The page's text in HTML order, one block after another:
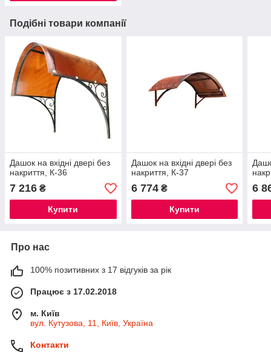
Подібні товари компанії
Дашок на вхідні двері без
накриття, К-36
7 216 ₴
Купити
Дашок на вхідні двері без
накриття, К-37
6 774₴
Купити
6
Про нас
100% позитивних з 17 відгуків за рік
Працює з 17.02.2018
м. Київ
вул. Кутузова, 11, Київ, Україна
Контакти